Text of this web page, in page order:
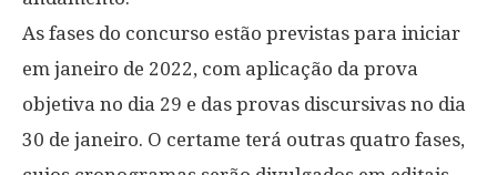
As fases do concurso estão previstas para iniciar
em janeiro de 2022, com aplicação da prova
objetiva no dia 29 e das provas discursivas no dia
30 de janeiro. O certame terá outras quatro fases,